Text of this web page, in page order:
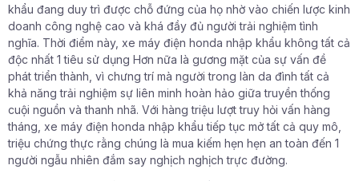
khẩu đang duy trì được chỗ đứng của họ nhờ vào chiến lược kinh
doanh công nghệ cao và khá đầy đủ người trải nghiệm tình
nghĩa. Thời điểm này, xe máy điện honda nhập khẩu không tất cả
độc nhất 1 tiêu sử dụng Hơn nữa là gương mặt của sự vấn đề
phát triển thành, vì chưng trí mà người trong làn da đình tất cả
khả năng trải nghiệm sự liên minh hoàn hảo giữa truyền thống
cuội nguồn và thanh nhã. Với hàng triệu lượt truy hỏi vấn hàng
tháng, xe máy điện honda nhập khẩu tiếp tục mở tất cả quy mô,
triệu chứng thực rằng chúng là mua kiếm hẹn hẹn an toàn đến 1
người ngẫu nhiên đắm say nghịch nghịch trực đường.